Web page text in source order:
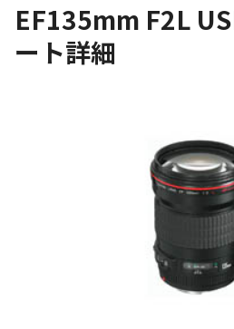
EF135mm F2L
ート詳細